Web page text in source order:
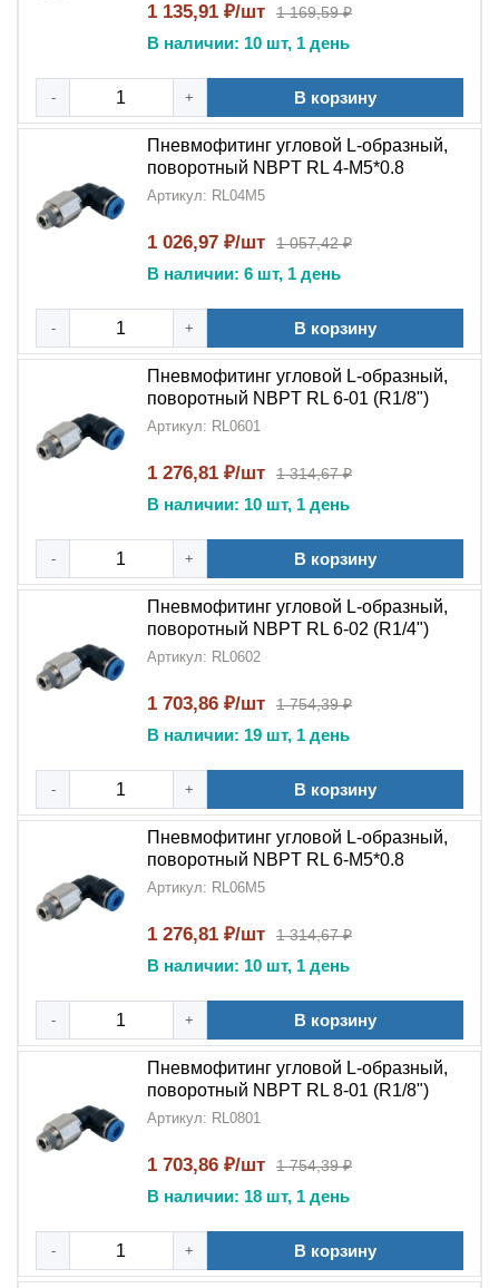
Универсальность : Подходит для различных
конфигураций пневмосистем
Долговечность
: Качество материалов
брендаNBPTгарантирует длительный срок
Герметичность: Сохраняет плотность
соединения при повороте
Области применения:
применяется:
В промышленных пневматических системах со
сложной геометрией
В автоматизированных производственных линиях
В оборудовании, требующем регулировки
положения соединений
В системах с ограниченным пространством для
монтажа
В ремонте и модернизации пневмооборудования
5 причин выбрать RL:
Уникальная поворотная конструкция
гибкого монтажа
Качество бренда NBPT - гарантия надежности
Оптимальная L-образная формадля работы в
стесненных условиях
Простота установкии последующей
регулировки
Широкий спектр примененияв различных
Пневмофитинг угловой L-образный поворотный
- это профессиональное решение для:
Организации гибких соединений в
пневмосистемах
Создания регулируемых пневматических линий
Обеспечения надежности в сложных
1 135,91 ₽/шт 1 169,59 ₽
В наличии: 10 шт, 1 день
- + В корзину
Пневмофитинг угловой L-образный,
поворотный NBPT RL 4-М5*0.8
Артикул: RL04M5
1 026,97 ₽/шт 1 057,42 ₽
В наличии: 6 шт, 1 день
- + В корзину
Пневмофитинг угловой L-образный,
поворотный NBPT RL 6-01 (R1/8")
Артикул: RL0601
1 276,81 ₽/шт 1 314,67 ₽
В наличии: 10 шт, 1 день
- + В корзину
Пневмофитинг угловой L-образный,
поворотный NBPT RL 6-02 (R1/4")
Артикул: RL0602
1 703,86 ₽/шт 1 754,39 ₽
В наличии: 19 шт, 1 день
- + В корзину
Пневмофитинг угловой L-образный,
поворотный NBPT RL 6-М5*0.8
Артикул: RL06M5
1 276,81 ₽/шт 1 314,67 ₽
В наличии: 10 шт, 1 день
- + В корзину
Пневмофитинг угловой L-образный,
поворотный NBPT RL 8-01 (R1/8")
Артикул: RL0801
1 703,86 ₽/шт 1 754,39 ₽
В наличии: 18 шт, 1 день
- + В корзину